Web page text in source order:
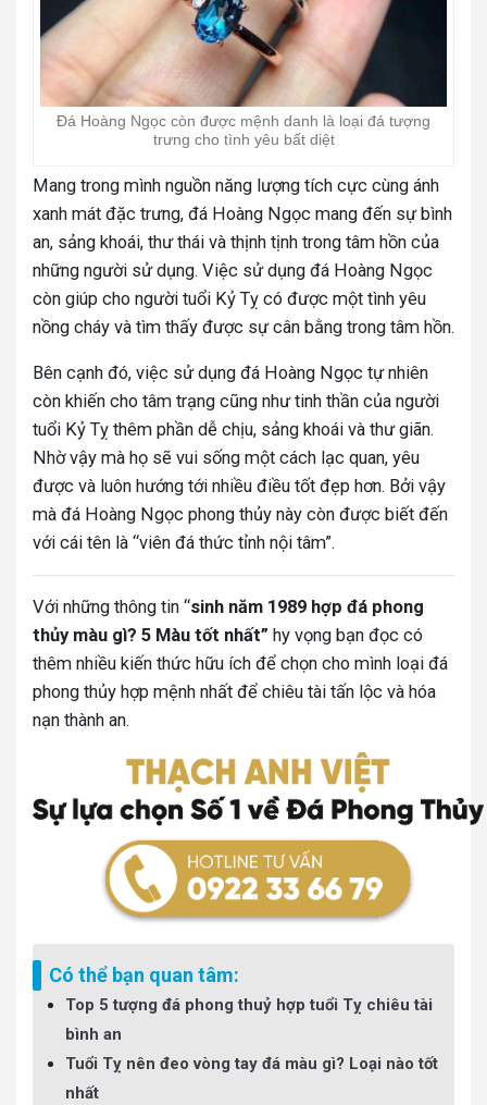
Đá Hoàng Ngọc còn được mệnh danh là loại đá tượng
trưng cho tình yêu bất diệt
Mang trong mình nguồn năng lượng tích cực cùng ánh
xanh mát đặc trưng, đá Hoàng Ngọc mang đến sự bình
an, sảng khoái, thư thái và thịnh tịnh trong tâm hồn của
những người sử dụng. Việc sử dụng đá Hoàng Ngọc
còn giúp cho người tuổi Kỷ Tỵ có được một tình yêu
nồng cháy và tìm thấy được sự cân bằng trong tâm hồn.
Bên cạnh đó, việc sử dụng đá Hoàng Ngọc tự nhiên
còn khiến cho tâm trạng cũng như tinh thần của người
tuổi Kỷ Tỵ thêm phần dễ chịu, sảng khoái và thư giãn.
Nhờ vậy mà họ sẽ vui sống một cách lạc quan, yêu
được và luôn hướng tới nhiều điều tốt đẹp hơn. Bởi vậy
mà đá Hoàng Ngọc phong thủy này còn được biết đến
với cái tên là “viên đá thức tỉnh nội tâm”.
Với những thông tin “sinh năm 1989 hợp đá phong
thủy màu gì? 5 Màu tốt nhất” hy vọng bạn đọc có
thêm nhiều kiến thức hữu ích để chọn cho mình loại đá
phong thủy hợp mệnh nhất để chiêu tài tấn lộc và hóa
nạn thành an.
Có thể bạn quan tâm:
Top 5 tượng đá phong thuỷ hợp tuổi Tỵ chiêu tài
bình an
Tuổi Tỵ nên đeo vòng tay đá màu gì? Loại nào tốt
nhất